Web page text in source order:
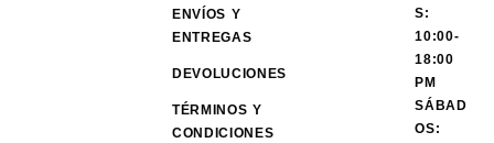
ENVÍOS Y
ENTREGAS
DEVOLUCIONES
TÉRMINOS Y
CONDICIONES
S:
10:00-
18:00
PM
SÁBAD
OS: